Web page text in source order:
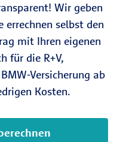
Wir geben
errechnen selbst den
mit Ihren eigenen
für die R+V,
Versicherung ab
Kosten.